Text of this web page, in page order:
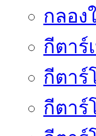
กลอง
กีตาร์
กีตาร์
กีตาร์